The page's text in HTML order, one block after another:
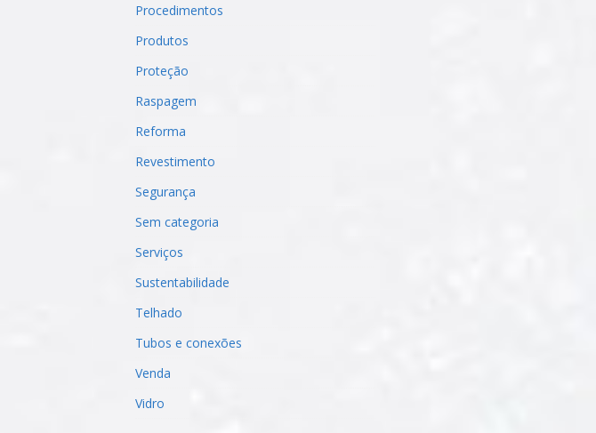
Procedimentos
Produtos
Proteção
Raspagem
Reforma
Revestimento
Segurança
Sem categoria
Serviços
Sustentabilidade
Telhado
Tubos e conexões
Venda
Vidro